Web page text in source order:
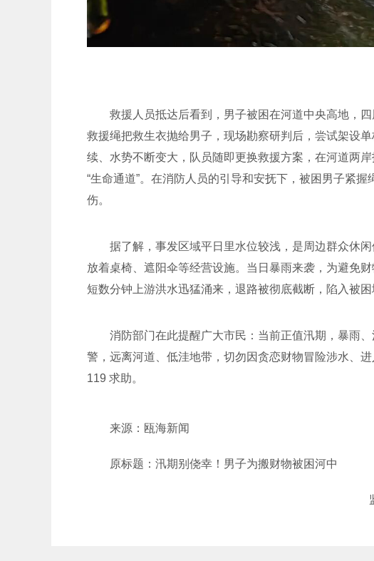
救援人员抵达后看到，男子被困在河道中央高地，
救援绳把救生衣抛给男子，现场勘察研判后，尝试架设
续、水势不断变大，队员随即更换救援方案，在河道两
“生命通道”。在消防人员的引导和安抚下，被困男子紧
伤。
据了解，事发区域平日里水位较浅，是周边群众休
放着桌椅、遮阳伞等经营设施。当日暴雨来袭，为避免
短数分钟上游洪水迅猛涌来，退路被彻底截断，陷入被困
消防部门在此提醒广大市民：当前正值汛期，暴雨
警，远离河道、低洼地带，切勿因贪恋财物冒险涉水、
119 求助。
来源：瓯海新闻
原标题：汛期别侥幸！男子为搬财物被困河中